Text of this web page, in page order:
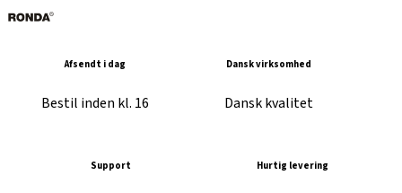
Afsendt i dag
Bestil inden kl. 16
Dansk virksomhed
Dansk kvalitet
Support Hurtig levering